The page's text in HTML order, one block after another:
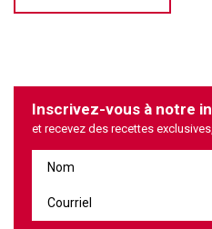
Inscrivez-vous à notre
et recevez des recettes